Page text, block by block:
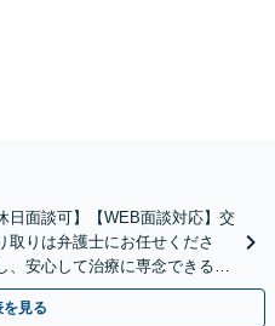
日面談可】【WEB面談対応】交
取りは弁護士にお任せくださ
安心して治療に専念できるよ
見る